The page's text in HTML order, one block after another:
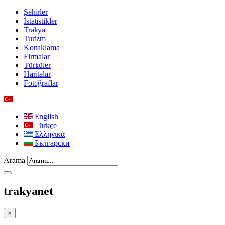
Şehirler
İstatistikler
Trakya
Turizm
Konaklama
Firmalar
Türküler
Haritalar
Fotoğraflar
English
Türkçe
Ελληνικά
Български
Arama
trakyanet
×